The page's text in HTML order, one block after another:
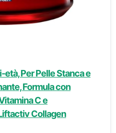
Per Pelle Stanca e
Formula con
C e
Collagen